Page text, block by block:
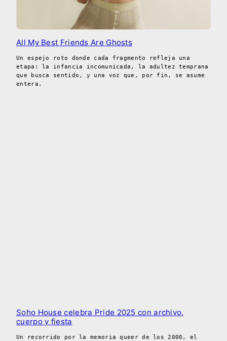
All My Best Friends Are Ghosts
Un espejo roto donde cada fragmento refleja una
etapa: la infancia incomunicada, la adultez temprana
que busca sentido, y una voz que, por fin, se asume
entera.
Soho House celebra Pride 2025 con archivo,
cuerpo y fiesta
Un recorrido por la memoria queer de los 2000, el